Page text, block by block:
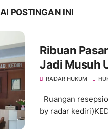
POSTINGAN INI
Ribuan
Jadi Musuh
RADAR HUKUM
Ruangan
by radar